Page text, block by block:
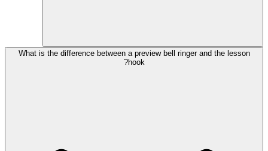
What is the difference between a preview bell ringer and the lesson
hook?